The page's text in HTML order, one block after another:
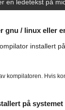
en ledetekst på
gnu / linux eller
installert
kompilatoren. Hvis
på